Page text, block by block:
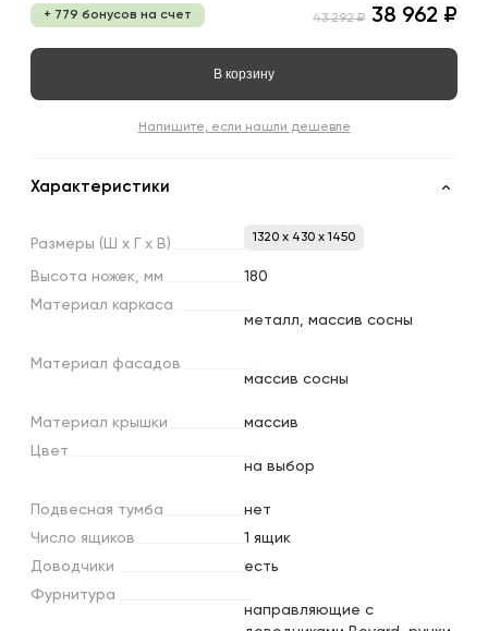
+ 779 бонусов на счет 43 292 ₽ 38 962 ₽
В корзину
Напишите, если нашли дешевле
Характеристики
Размеры (Ш х х В) 1320 x 430 x 1450
Высота ножек, мм
180
Материал каркаса
металл, массив сосны
Материал фасадов
массив сосны
Материал крышки
массив
Цвет
на выбор
Подвесная тумба
нет
Число ящиков
1 ящик
Доводчики
есть
Фурнитура
направляющие с